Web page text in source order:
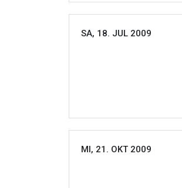
SA, 18. JUL 2009
MI, 21. OKT 2009